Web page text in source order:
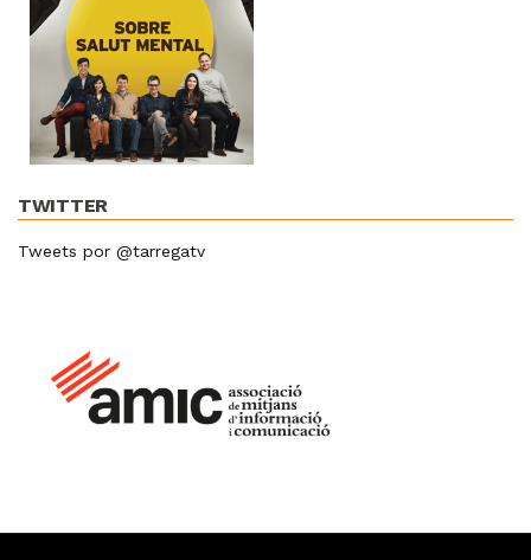
TWITTER
Tweets por @tarregatv